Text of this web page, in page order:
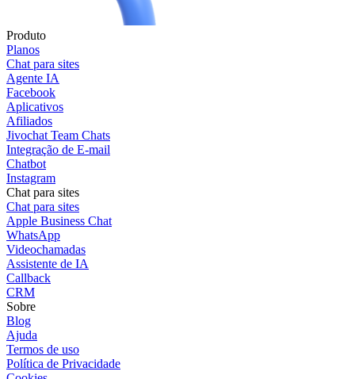
Produto
Planos
Chat para sites
Agente IA
Facebook
Aplicativos
Afiliados
Jivochat Team Chats
Integração de E-mail
Chatbot
Instagram
Chat para sites
Chat para sites
Apple Business Chat
WhatsApp
Videochamadas
Assistente de IA
Callback
CRM
Sobre
Blog
Ajuda
Termos de uso
Política de Privacidade